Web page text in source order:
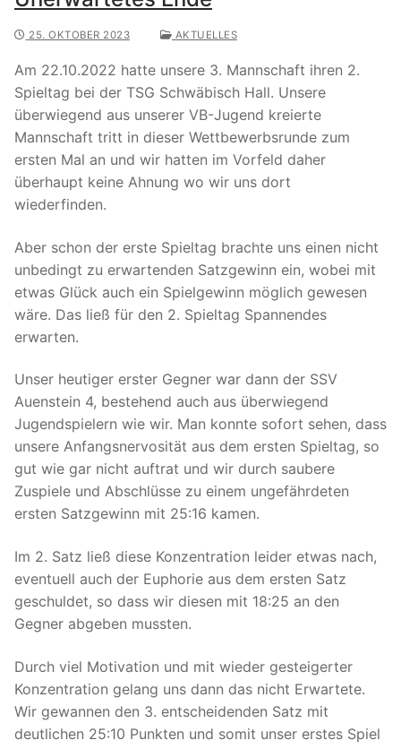
25. OKTOBER 2023 AKTUELLES
Am 22.10.2022 hatte unsere 3. Mannschaft ihren 2.
Spieltag bei der TSG Schwäbisch Hall. Unsere
überwiegend aus unserer VB-Jugend kreierte
Mannschaft tritt in dieser Wettbewerbsrunde zum
ersten Mal an und wir hatten im Vorfeld daher
überhaupt keine Ahnung wo wir uns dort
wiederfinden.
Aber schon der erste Spieltag brachte uns einen nicht
unbedingt zu erwartenden Satzgewinn ein, wobei mit
etwas Glück auch ein Spielgewinn möglich gewesen
wäre. Das ließ für den 2. Spieltag Spannendes
erwarten.
Unser heutiger erster Gegner war dann der SSV
Auenstein 4, bestehend auch aus überwiegend
Jugendspielern wie wir. Man konnte sofort sehen, dass
unsere Anfangsnervosität aus dem ersten Spieltag, so
gut wie gar nicht auftrat und wir durch saubere
Zuspiele und Abschlüsse zu einem ungefährdeten
ersten Satzgewinn mit 25:16 kamen.
Im 2. Satz ließ diese Konzentration leider etwas nach,
eventuell auch der Euphorie aus dem ersten Satz
geschuldet, so dass wir diesen mit 18:25 an den
Gegner abgeben mussten.
Durch viel Motivation und mit wieder gesteigerter
Konzentration gelang uns dann das nicht Erwartete.
Wir gewannen den 3. entscheidenden Satz mit
deutlichen 25:10 Punkten und somit unser erstes Spiel